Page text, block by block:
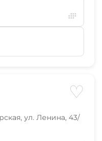
♡
ул. Ленина, 43/